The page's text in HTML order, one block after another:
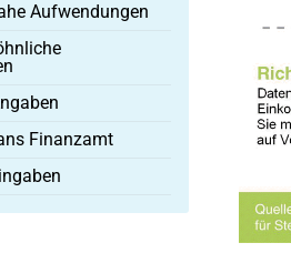
Aufwendungen
Finanzamt